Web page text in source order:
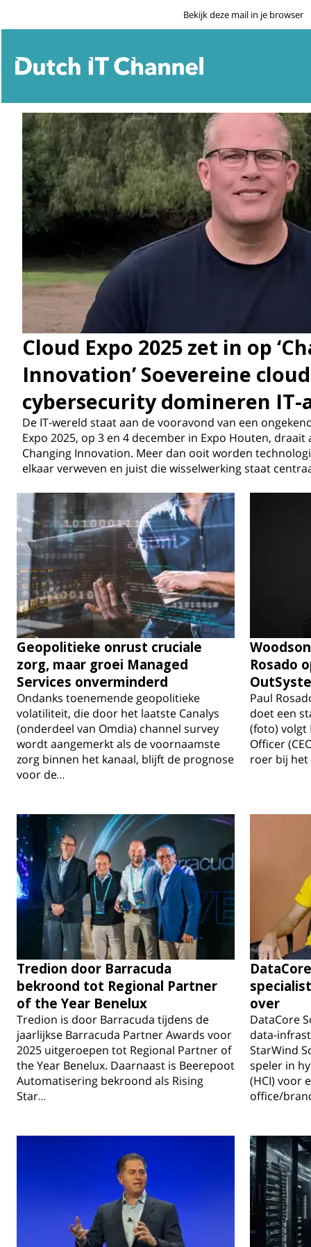
Bekijk deze mail in je browser
Cloud Expo 2025 zet in op
Innovation’ Soevereine
cybersecurity domineren IT-
De IT-wereld staat aan de vooravond van een
Expo 2025, op 3 en 4 december in Expo Houten,
Changing Innovation. Meer dan ooit worden
elkaar verweven en juist die wisselwerking staat
Geopolitieke onrust cruciale
zorg, maar groei Managed
Services onverminderd
Ondanks toenemende geopolitieke
volatiliteit, die door het laatste Canalys
(onderdeel van Omdia) channel survey
wordt aangemerkt als de voornaamste
zorg binnen het kanaal, blijft de prognose
voor de…
Rosado
Paul
doet een
(foto) volgt
Officer
roer bij
Tredion door Barracuda
bekroond tot Regional Partner
of the Year Benelux
Tredion is door Barracuda tijdens de
jaarlijkse Barracuda Partner Awards voor
2025 uitgeroepen tot Regional Partner of
the Year Benelux. Daarnaast is Beerepoot
Automatisering bekroond als Rising
Star…
over
DataCore
data-
StarWind
speler in
(HCI) voor
office/